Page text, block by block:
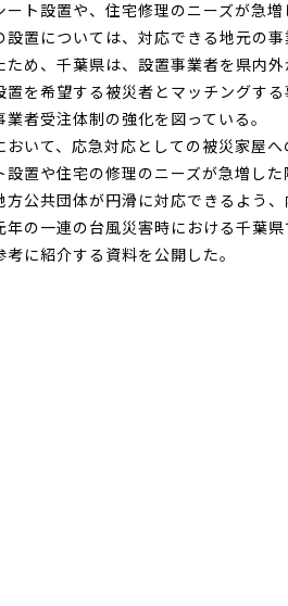
ート設置や、住宅修理のニーズが急増
設置については、対応できる地元の事
ため、千葉県は、設置事業者を県内外
置を希望する被災者とマッチングする
業者受注体制の強化を図っている。
おいて、応急対応としての被災家屋へ
設置や住宅の修理のニーズが急増した
方公共団体が円滑に対応できるよう、
年の一連の台風災害時における千葉県
考に紹介する資料を公開した。